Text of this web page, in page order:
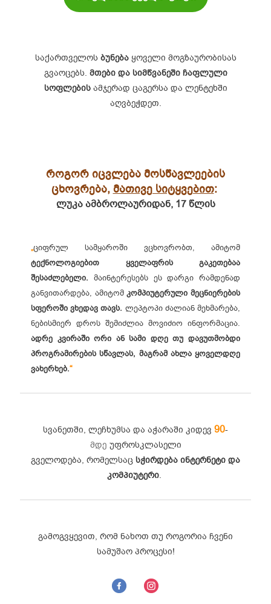
საქართველოს ბუნება ყოველი მოგზაურობისას
გვაოცებს. მთები და სიმწვანეში ჩაფლული
სოფლების ამჯერად ცაგერსა და ლენტეხში
აღვბეჭდეთ.
როგორ იცვლება მოსწავლეების
ცხოვრება, მათივე სიტყვებით:
ლუკა ამბროლაურიდან, 17 წლის
„ციფრულ სამყაროში ვცხოვრობთ, ამიტომ
ტექნოლოგიებით ყველაფრის გაკეთებაა
შესაძლებელი. მაინტერესებს ეს დარგი რამდენად
განვითარდება, ამიტომკომპიუტერული მეცნიერების
სფეროში ვხედავ თავს. ლეპტოპი ძალიან მეხმარება,
ნებისმიერ დროს შემიძლია მოვიძიო ინფორმაცია.
ადრე კვირაში ორი ან სამი დღე თუ დავუთმობდი
პროგრამირების სწავლას, მაგრამ ახლა ყოველდღე
ვახერხებ.“
სვანეთში, ლეჩხუმსა და აჭარაში კიდევ 90-
მდე უფროსკლასელი
გველოდება, რომელსაც სჭირდება ინტერნეტი და
კომპიუტერი.
გამოგვყევით, რომ ნახოთ თუ როგორია ჩვენი
სამუშაო პროცესი!